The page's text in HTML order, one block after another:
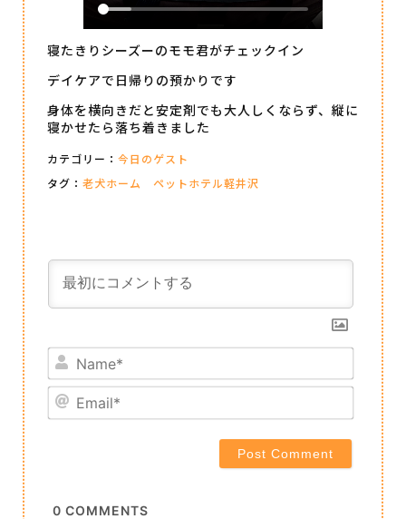
寝たきりシーズーのモモ君がチェックイン
デイケアで日帰りの預かりです
身体を横向きだと安定剤でも大人しくならず、縦に
寝かせたら落ち着きました
カテゴリー： 今日のゲスト
タグ： 老犬ホーム ペットホテル軽井沢
Name*
Email*
0 COMMENTS